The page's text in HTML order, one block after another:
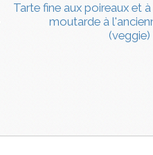
Tarte fine aux poireaux et
moutarde à
(veggie)